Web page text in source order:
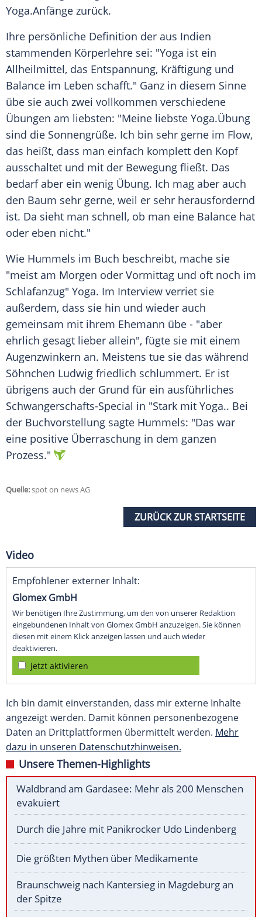
Yoga.Anfänge zurück.
Ihre persönliche Definition der aus Indien
stammenden Körperlehre sei: "Yoga ist ein
Allheilmittel, das Entspannung, Kräftigung und
Balance im Leben schafft." Ganz in diesem Sinne
übe sie auch zwei vollkommen verschiedene
Übungen am liebsten: "Meine liebste Yoga.Übung
sind die Sonnengrüße. Ich bin sehr gerne im Flow,
das heißt, dass man einfach komplett den Kopf
ausschaltet und mit der Bewegung fließt. Das
bedarf aber ein wenig Übung. Ich mag aber auch
den Baum sehr gerne, weil er sehr herausfordernd
ist. Da sieht man schnell, ob man eine Balance hat
oder eben nicht."
Wie Hummels im Buch beschreibt, mache sie
"meist am Morgen oder Vormittag und oft noch im
Schlafanzug" Yoga. Im Interview verriet sie
außerdem, dass sie hin und wieder auch
gemeinsam mit ihrem Ehemann übe - "aber
ehrlich gesagt lieber allein", fügte sie mit einem
Augenzwinkern an. Meistens tue sie das während
Söhnchen Ludwig friedlich schlummert. Er ist
übrigens auch der Grund für ein ausführliches
Schwangerschafts-Special in "Stark mit Yoga.. Bei
der Buchvorstellung sagte Hummels: "Das war
eine positive Überraschung in dem ganzen
Prozess."
Quelle:spot on news AG
ZURÜCK ZUR STARTSEITE
Video
Empfohlener externer Inhalt:
Glomex GmbH
Wir benötigen Ihre Zustimmung, um den von unserer Redaktion
eingebundenen Inhalt von Glomex GmbH anzuzeigen. Sie können
diesen mit einem Klick anzeigen lassen und auch wieder
deaktivieren.
jetzt aktivieren
Ich bin damit einverstanden, dass mir externe Inhalte
angezeigt werden. Damit können personenbezogene
Daten an Drittplattformen übermittelt werden. Mehr
dazu in unseren Datenschutzhinweisen.
Unsere Themen-Highlights
Waldbrand am Gardasee: Mehr als 200 Menschen
evakuiert
Durch die Jahre mit Panikrocker Udo Lindenberg
Die größten Mythen über Medikamente
Braunschweig nach Kantersieg in Magdeburg an
der Spitze